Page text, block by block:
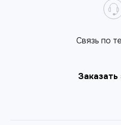
Cвязь по
Заказать